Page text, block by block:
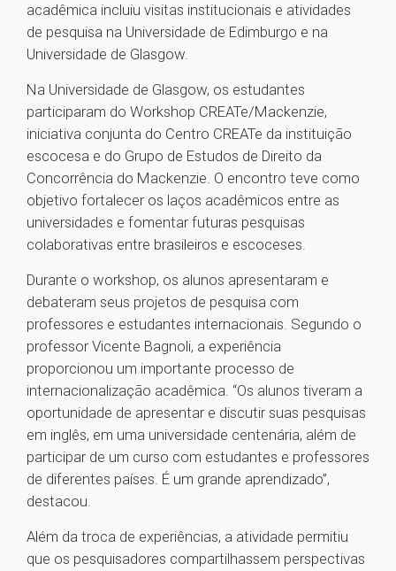
acadêmica incluiu visitas institucionais e atividades
de pesquisa na Universidade de Edimburgo e na
Universidade de Glasgow.
Na Universidade de Glasgow, os estudantes
participaram do Workshop CREATe/Mackenzie,
iniciativa conjunta do Centro CREATe da instituição
escocesa e do Grupo de Estudos de Direito da
Concorrência do Mackenzie. O encontro teve como
objetivo fortalecer os laços acadêmicos entre as
universidades e fomentar futuras pesquisas
colaborativas entre brasileiros e escoceses.
Durante o workshop, os alunos apresentaram e
debateram seus projetos de pesquisa com
professores e estudantes internacionais. Segundo o
professor Vicente Bagnoli, a experiência
proporcionou um importante processo de
internacionalização acadêmica. “Os alunos tiveram a
oportunidade de apresentar e discutir suas pesquisas
em inglês, em uma universidade centenária, além de
participar de um curso com estudantes e professores
de diferentes países. É um grande aprendizado”,
destacou.
Além da troca de experiências, a atividade permitiu
que os pesquisadores compartilhassem perspectivas